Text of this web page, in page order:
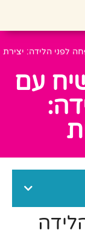
לפני הלידה: יצירת
עם